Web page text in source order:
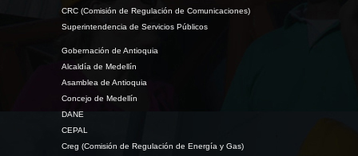
CRC (Comisión de Regulación de Comunicaciones)
Superintendencia de Servicios Públicos
Gobernación de Antioquia
Alcaldía de Medellín
Asamblea de Antioquia
Concejo de Medellín
DANE
CEPAL
Creg (Comisión de Regulación de Energía y Gas)